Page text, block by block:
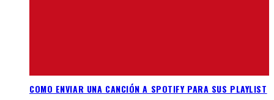
COMO ENVIAR UNA CANCIÓN A SPOTIFY PARA SUS PLAYLIST